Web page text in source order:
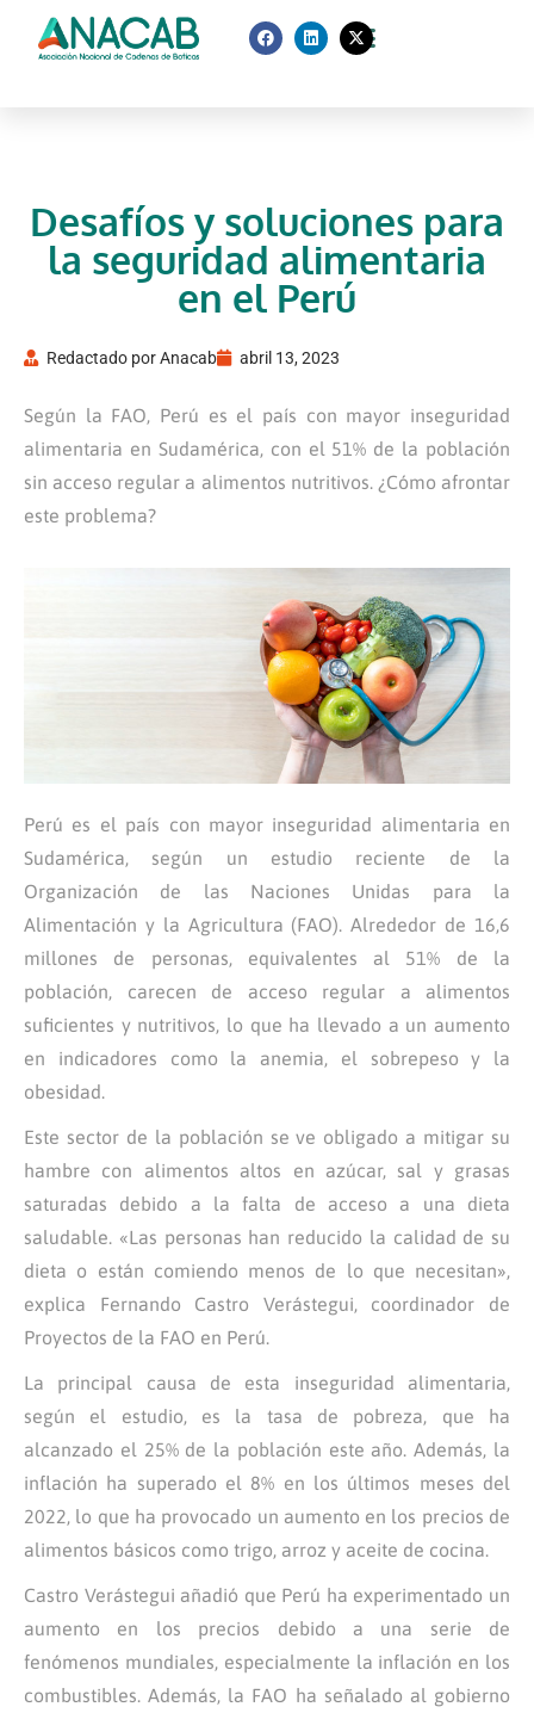
Desafíos y soluciones para
la seguridad alimentaria
en el Perú
Redactado porAnacab abril 13, 2023
Según la FAO, Perú es el país con mayor inseguridad
alimentaria en Sudamérica, con el 51% de la población
sin acceso regular a alimentos nutritivos. ¿Cómo afrontar
este problema?
Perú es el país con mayor inseguridad alimentaria en
Sudamérica, según un estudio reciente de la
Organización de las Naciones Unidas para la
Alimentación y la Agricultura (FAO). Alrededor de 16,6
millones de personas, equivalentes al 51% de la
población, carecen de acceso regular a alimentos
suficientes y nutritivos, lo que ha llevado a un aumento
en indicadores como la anemia, el sobrepeso y la
obesidad.
Este sector de la población se ve obligado a mitigar su
hambre con alimentos altos en azúcar, sal y grasas
saturadas debido a la falta de acceso a una dieta
saludable. «Las personas han reducido la calidad de su
dieta o están comiendo menos de lo que necesitan»,
explica Fernando Castro Verástegui, coordinador de
Proyectos de la FAO en Perú.
La principal causa de esta inseguridad alimentaria,
según el estudio, es la tasa de pobreza, que ha
alcanzado el 25% de la población este año. Además, la
inflación ha superado el 8% en los últimos meses del
2022, lo que ha provocado un aumento en los precios de
alimentos básicos como trigo, arroz y aceite de cocina.
Castro Verástegui añadió que Perú ha experimentado un
aumento en los precios debido a una serie de
fenómenos mundiales, especialmente la inflación en los
combustibles. Además, la FAO ha señalado al gobierno